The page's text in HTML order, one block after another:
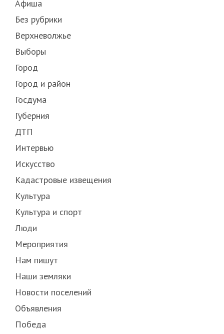
Афиша
Без рубрики
Верхневолжье
Выборы
Город
Город и район
Госдума
Губерния
ДТП
Интервью
Искусство
Кадастровые извещения
Культура
Культура и спорт
Люди
Мероприятия
Нам пишут
Наши земляки
Новости поселений
Объявления
Победа